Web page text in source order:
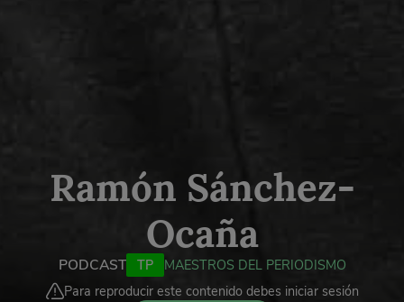
Ramón Sánchez-
Ocaña
PODCAST TP
MAESTROS DEL PERIODISMO
Para reproducir este contenido debes iniciar sesión